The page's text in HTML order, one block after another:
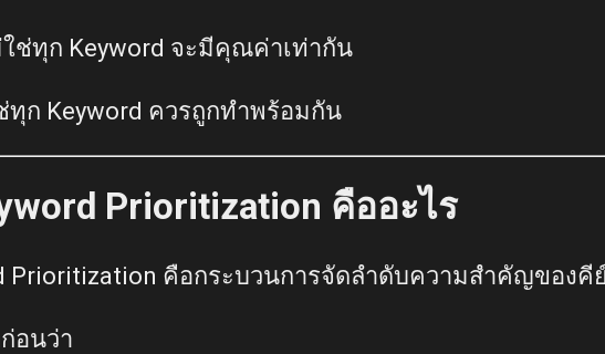
ใช่ทุก Keyword จะมีคุณค่าเท่ากัน
ทุก Keyword ควรถูกทำพร้อมกัน
Prioritization คืออะไร
Prioritization คือกระบวนการจัดลำดับความสำคัญของคี
อนว่า